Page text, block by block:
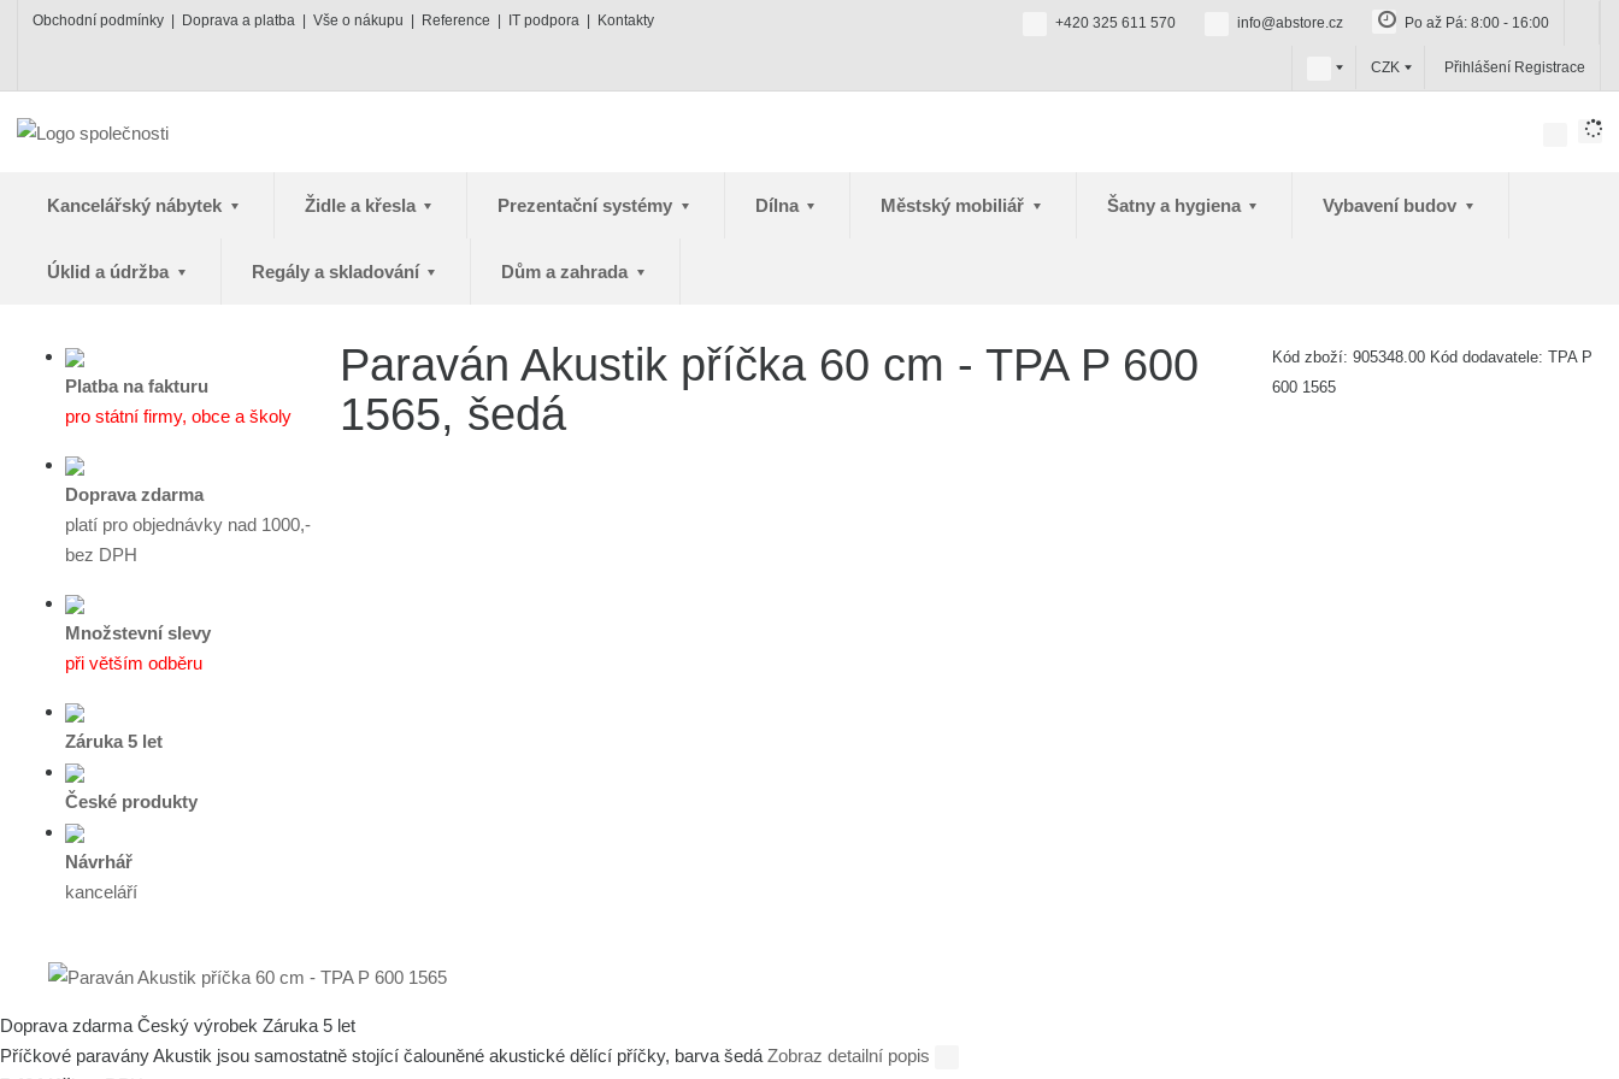
Obchodní podmínky Doprava a platba Vše o nákupu Reference IT podpora Kontakty +420 325 611 570 info@abstore.cz Po až Pá: 8:00 - 16:00
c
z
CZK Přihlášení Registrace
Kancelářský nábytek Židle a křesla Prezentační systémy Dílna Městský mobiliář Šatny a hygiena Vybavení budov
Úklid a údržba Regály a skladování Dům a zahrada
Platba na fakturu
pro státní firmy, obce a školy
Doprava zdarma
platí pro objednávky nad 1000,-
bez DPH
Množstevní slevy
při větším odběru
Záruka 5 let
České produkty
Návrhář
kanceláří
Paraván Akustik příčka 60 cm - TPA P 600
1565, šedá
Kód zboží: 905348.00 Kód dodavatele: TPA P
600 1565
Doprava zdarma Český výrobek Záruka 5 let
Příčkové paravány Akustik jsou samostatně stojící čalouněné akustické dělící příčky, barva šedá Zobraz detailní popis